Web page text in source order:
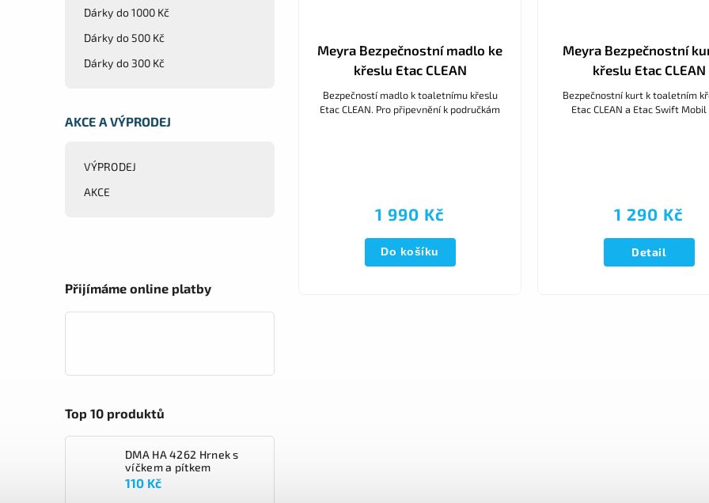
Dárky do 1000 Kč
Dárky do 500 Kč
Dárky do 300 Kč
AKCE A VÝPRODEJ
VÝPRODEJ
AKCE
Přijímáme online platby
Top 10 produktů
DMA HA 4262 Hrnek s
víčkem a pítkem
110 Kč
Toaletní nádoba Etac, Varianta: s
víkem a vodícími lištami
Meyra Bezpečnostní madlo ke
křeslu Etac CLEAN
1 990 Kč
Do košíku
Bezpečností madlo k toaletnímu křeslu
Etac CLEAN. Pro připevnění k područkám
Meyra Bezpečnostní
křeslu Etac CLEAN
1 290 Kč
Detail
Bezpečnostní kurt k toaletním
Etac CLEAN a Etac Swift